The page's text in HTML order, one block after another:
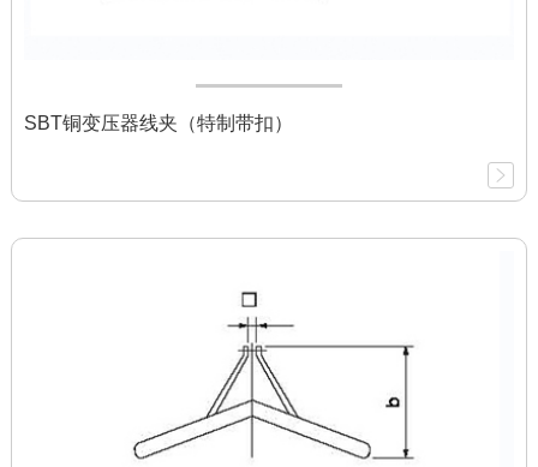
SBT铜变压器线夹（特制带扣）